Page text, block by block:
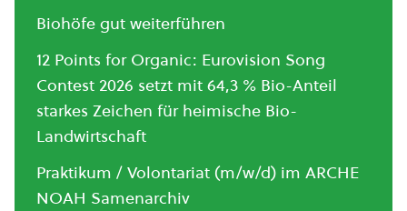
Biohöfe gut weiterführen
12 Points for Organic: Eurovision Song
Contest 2026 setzt mit 64,3 % Bio-Anteil
starkes Zeichen für heimische Bio-
Landwirtschaft
Praktikum / Volontariat (m/w/d) im ARCHE
NOAH Samenarchiv